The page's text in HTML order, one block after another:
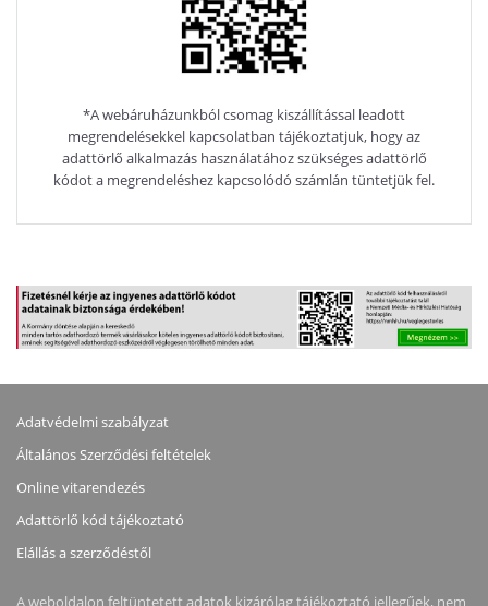
*A webáruházunkból csomag kiszállítással leadott
megrendelésekkel kapcsolatban tájékoztatjuk, hogy az
adattörlő alkalmazás használatához szükséges adattörlő
kódot a megrendeléshez kapcsolódó számlán tüntetjük fel.
Adatvédelmi szabályzat
Általános Szerződési feltételek
Online vitarendezés
Adattörlő kód tájékoztató
Elállás a szerződéstől
A weboldalon feltüntetett adatok kizárólag tájékoztató jellegűek, nem